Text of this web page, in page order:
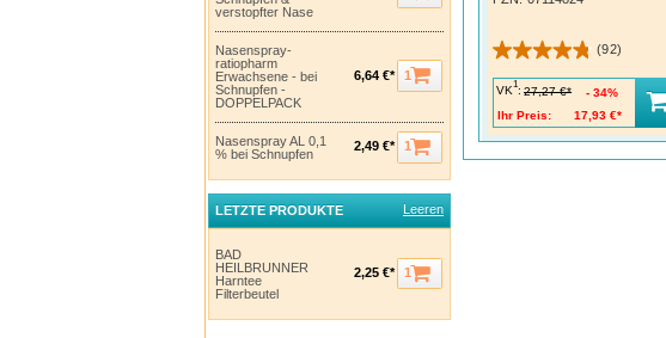
(92)
VK
1
: 27,27 €*
Ihr Preis:
17,93 €*
34%
verstopfter Nase
Nasenspray-
ratiopharm
Erwachsene - bei
Schnupfen -
DOPPELPACK
6,64 €* 1
Nasenspray AL 0,1
% bei Schnupfen
2,49 €* 1
LETZTE PRODUKTE Leeren
BAD
HEILBRUNNER
Harntee
Filterbeutel
2,25 €* 1